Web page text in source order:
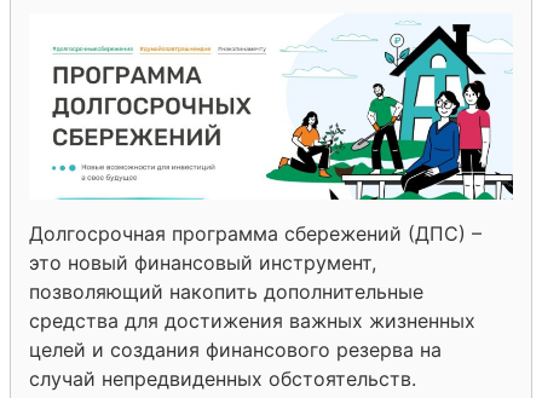
Долгосрочная программа сбережений (ДПС) –
это новый финансовый инструмент,
позволяющий накопить дополнительные
средства для достижения важных жизненных
целей и создания финансового резерва на
случай непредвиденных обстоятельств.